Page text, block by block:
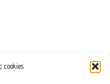
cookies
Rights Reserved. E-shop